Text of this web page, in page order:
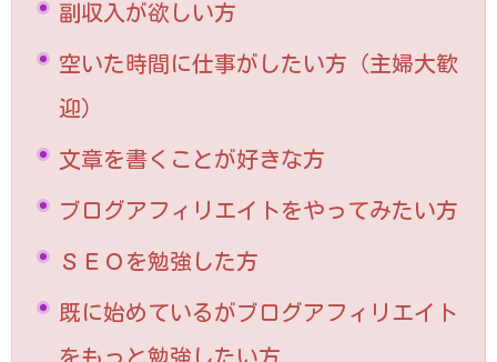
副収入が欲しい方
空いた時間に仕事がしたい方（主婦大歓
迎）
文章を書くことが好きな方
ブログアフィリエイトをやってみたい方
ＳＥＯを勉強した方
既に始めているがブログアフィリエイト
をもっと勉強したい方